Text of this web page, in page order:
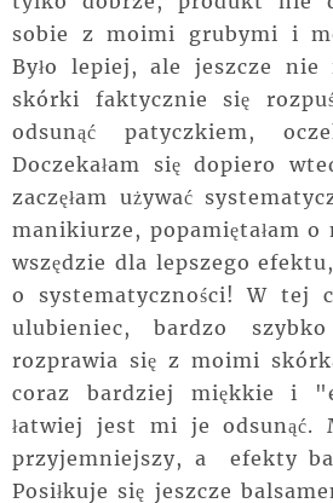
sobie z moimi grubymi i
Było lepiej, ale jeszcze nie
skórki faktycznie się
odsunąć patyczkiem,
Doczekałam się dopiero
zaczęłam używać
manikiurze, popamiętałam o
wszędzie dla lepszego
o systematyczności! W tej
ulubieniec, bardzo
rozprawia się z moimi
coraz bardziej miękkie i
łatwiej jest mi je odsunąć.
przyjemniejszy, a efekty
Posiłkuje się jeszcze